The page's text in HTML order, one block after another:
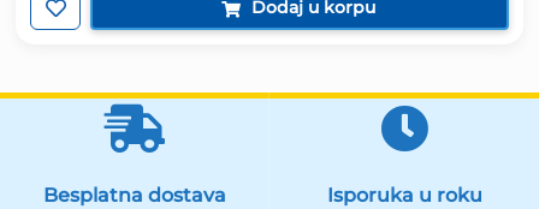
Dodaj u korpu
Besplatna dostava
Isporuka u roku